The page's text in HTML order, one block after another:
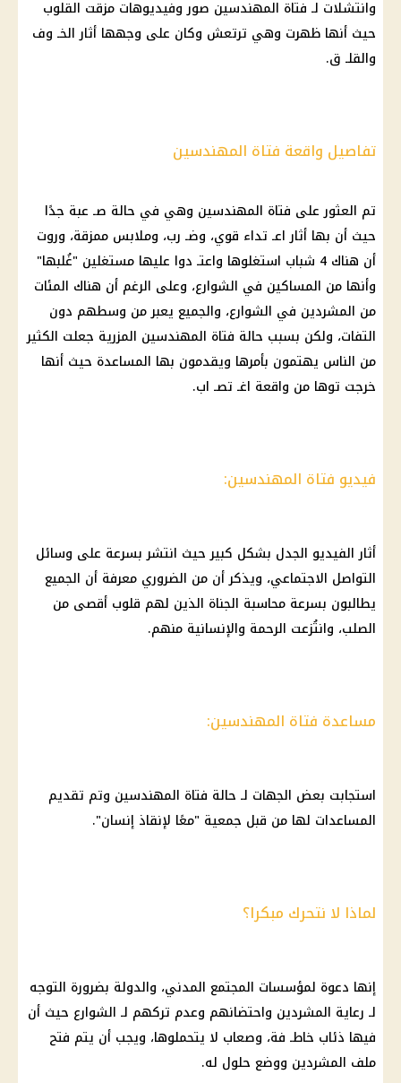
وانتشلات لـ فتاة المهندسين صور وفيديوهات مزقت القلوب
حيث أنها ظهرت وهي ترتعش وكان على وجهها أثار الخـ وف
والقلـ ق.
تفاصيل واقعة فتاة المهندسين
تم العثور على فتاة المهندسين وهي في حالة صـ عبة جدًا
حيث أن بها أثار اعـ تداء قوي، وضـ رب، وملابس ممزقة، وروت
أن هناك 4 شباب استغلوها واعتـ دوا عليها مستغلين "غُلبها"
وأنها من المساكين في الشوارع، وعلى الرغم أن هناك المئات
من المشردين في الشوارع، والجميع يعبر من وسطهم دون
التفات، ولكن بسبب حالة فتاة المهندسين المزرية جعلت الكثير
من الناس يهتمون بأمرها ويقدمون بها المساعدة حيث أنها
خرجت توها من واقعة اغـ تصـ اب.
فيديو فتاة المهندسين:
أثار الفيديو الجدل بشكل كبير حيث انتشر بسرعة على وسائل
التواصل الاجتماعي، ويذكر أن من الضروري معرفة أن الجميع
يطالبون بسرعة محاسبة الجناة الذين لهم قلوب أقصى من
الصلب، وانتُزعت الرحمة والإنسانية منهم.
مساعدة فتاة المهندسين:
استجابت بعض الجهات لـ حالة فتاة المهندسين وتم تقديم
المساعدات لها من قبل جمعية "معًا لإنقاذ إنسان".
لماذا لا نتحرك مبكرا؟
إنها دعوة لمؤسسات المجتمع المدني، والدولة بضرورة التوجه
لـ رعاية المشردين واحتضانهم وعدم تركهم لـ الشوارع حيث أن
فيها ذئاب خاطـ فة، وصعاب لا يتحملوها، ويجب أن يتم فتح
ملف المشردين ووضع حلول له.